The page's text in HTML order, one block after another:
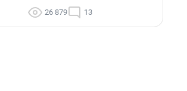
26 879 13